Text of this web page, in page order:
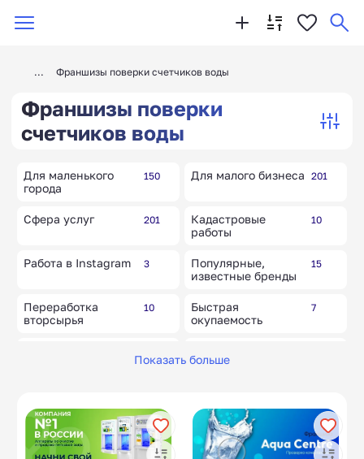
Франшизы поверки счетчиков воды
Франшизы поверки
счетчиков воды
Для маленького
города
150 Для малого бизнеса 201
Сфера услуг 201
Кадастровые
работы
10
Работа в Instagram 3
Популярные,
известные бренды
15
Переработка
вторсырья
10
Быстрая
окупаемость
7
шоколада
Гибкий камень,
термопанели
7 Прачечные 5
Показать больше